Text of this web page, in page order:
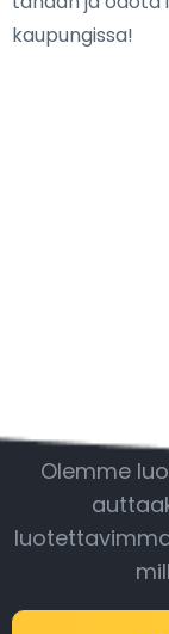
kaupungissa!
Olemme